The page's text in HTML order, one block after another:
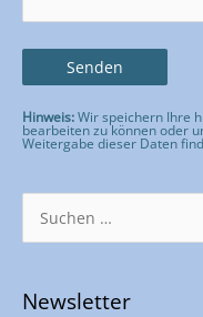
Hinweis:Wir speichern Ihre
bearbeiten zu können oder
Weitergabe dieser Daten
Bitte lasse dieses Feld
Newsletter